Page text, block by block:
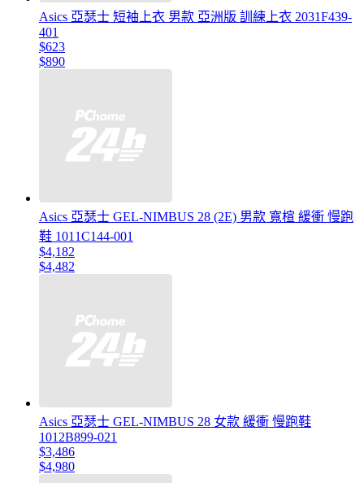
Asics 亞瑟士 短袖上衣 男款 亞洲版 訓練上衣 2031F439-
401
$623
$890
Asics 亞瑟士 GEL-NIMBUS 28 (2E) 男款 寬楦 緩衝 慢跑
鞋 1011C144-001
$4,182
$4,482
Asics 亞瑟士 GEL-NIMBUS 28 女款 緩衝 慢跑鞋
1012B899-021
$3,486
$4,980